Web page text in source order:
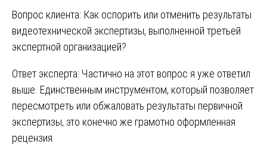
Вопрос клиента: Как оспорить или отменить результаты
видеотехнической экспертизы, выполненной третьей
экспертной организацией?
Ответ эксперта: Частично на этот вопрос я уже ответил
выше. Единственным инструментом, который позволяет
пересмотреть или обжаловать результаты первичной
экспертизы, это конечно же грамотно оформленная
рецензия.